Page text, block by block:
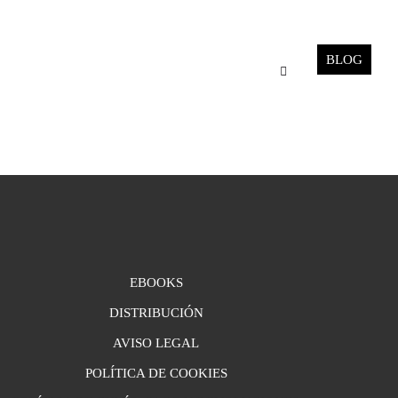
BLOG
EBOOKS
DISTRIBUCIÓN
AVISO LEGAL
POLÍTICA DE COOKIES